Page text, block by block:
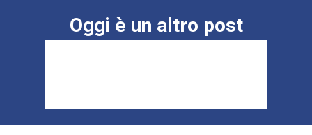
Oggi è un altro post